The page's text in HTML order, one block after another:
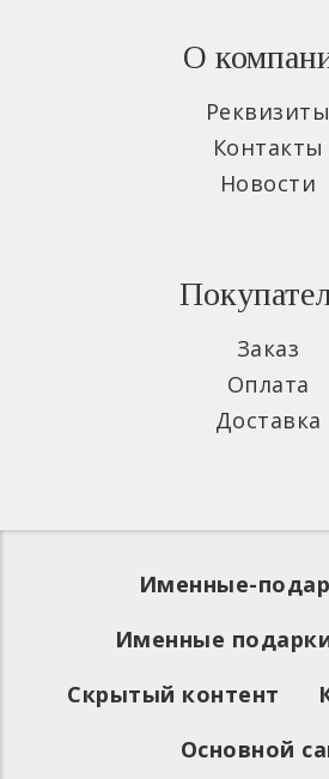
О
Реквизиты
Контакты
Новости
Заказ
Оплата
Доставка
Именные-
Именные
Скрытый контент
Основной